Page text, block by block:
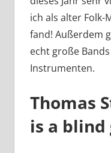
ich als alter
fand! Außerdem
echt große
Instrumenten.
Thomas
is a blind